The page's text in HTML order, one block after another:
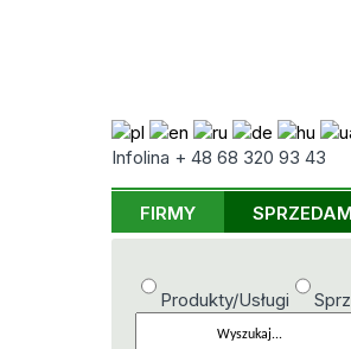
Infolina + 48 68 320 93 43
FIRMY SPRZEDAM
Produkty/Usługi